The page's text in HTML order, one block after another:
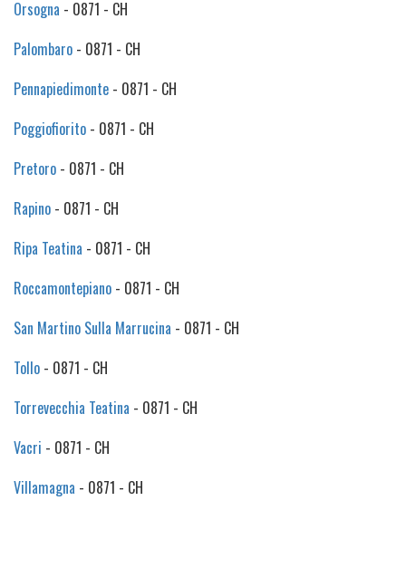
Orsogna - 0871 - CH
Palombaro - 0871 - CH
Pennapiedimonte - 0871 - CH
Poggiofiorito - 0871 - CH
Pretoro - 0871 - CH
Rapino - 0871 - CH
Ripa Teatina - 0871 - CH
Roccamontepiano - 0871 - CH
San Martino Sulla Marrucina - 0871 - CH
Tollo - 0871 - CH
Torrevecchia Teatina - 0871 - CH
Vacri - 0871 - CH
Villamagna - 0871 - CH